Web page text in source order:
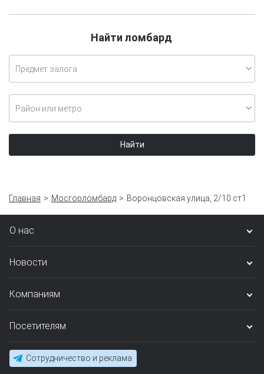
Найти ломбард
Предмет залога
Район или метро
Найти
Главная Мосгорломбард Воронцовская улица, 2/10 ст1
О нас
Новости
Компаниям
Посетителям
Сотрудничество и реклама